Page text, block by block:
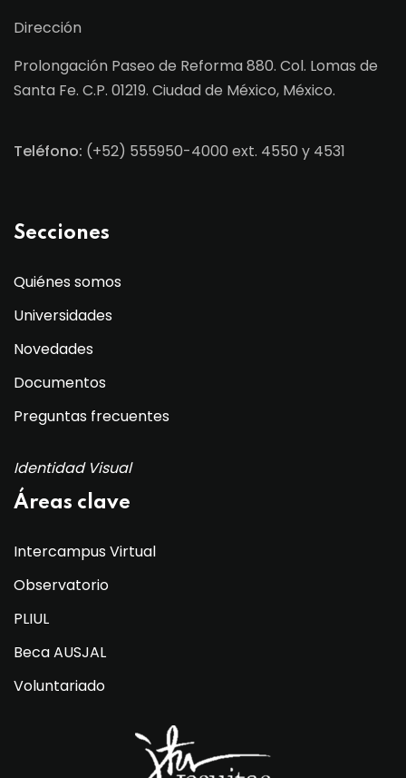
Dirección
Prolongación Paseo de Reforma 880. Col. Lomas de
Santa Fe. C.P. 01219. Ciudad de México, México.
Teléfono: (+52) 555950-4000 ext. 4550 y 4531
Secciones
Quiénes somos
Universidades
Novedades
Documentos
Preguntas frecuentes
Identidad Visual
Áreas clave
Intercampus Virtual
Observatorio
PLIUL
Beca AUSJAL
Voluntariado